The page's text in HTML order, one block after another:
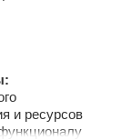
и ресурсов